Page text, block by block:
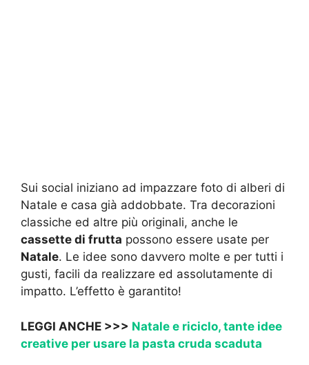
Sui social iniziano ad impazzare foto di alberi di
Natale e casa già addobbate. Tra decorazioni
classiche ed altre più originali, anche le
cassette di frutta possono essere usate per
Natale. Le idee sono davvero molte e per tutti i
gusti, facili da realizzare ed assolutamente di
impatto. L’effetto è garantito!
LEGGI ANCHE >>> Natale e riciclo, tante idee
creative per usare la pasta cruda scaduta